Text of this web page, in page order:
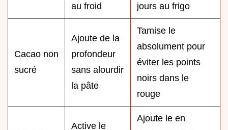
au froid
jours au frigo
Cacao non
sucré
Ajoute de la
profondeur
sans alourdir
la pâte
Tamise le
absolument pour
éviter les points
noirs dans le
rouge
Active le
Ajoute le en